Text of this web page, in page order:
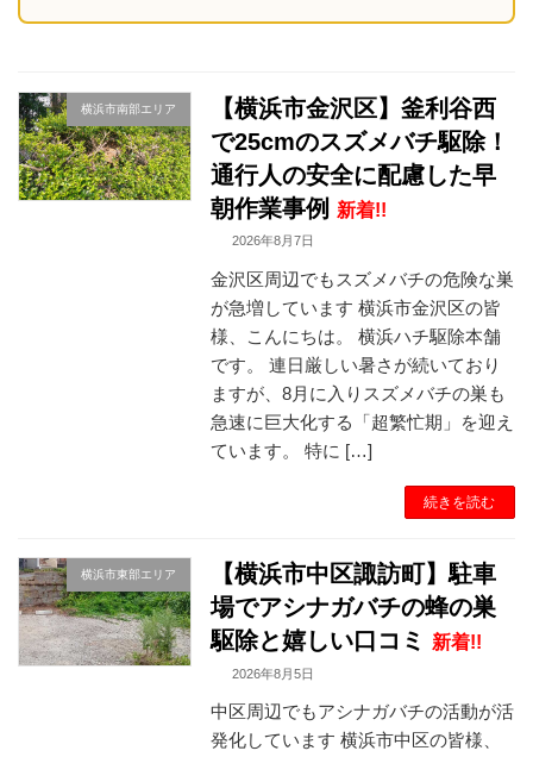
横浜市南部エリア
【横浜市金沢区】釜利谷西
で25cmのスズメバチ駆除！
通行人の安全に配慮した早
朝作業事例 新着!!
2026年8月7日
金沢区周辺でもスズメバチの危険な巣
が急増しています 横浜市金沢区の皆
様、こんにちは。 横浜ハチ駆除本舗
です。 連日厳しい暑さが続いており
ますが、8月に入りスズメバチの巣も
急速に巨大化する「超繁忙期」を迎え
ています。 特に […]
続きを読む
横浜市東部エリア
【横浜市中区諏訪町】駐車
場でアシナガバチの蜂の巣
駆除と嬉しい口コミ
新着!!
2026年8月5日
中区周辺でもアシナガバチの活動が活
発化しています 横浜市中区の皆様、